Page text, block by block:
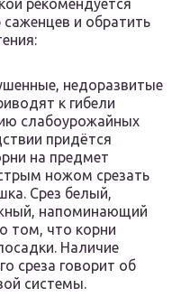
рекомендуется
и обратить
недоразвитые
к гибели
слабоурожайных
придётся
на предмет
ножом срезать
Срез белый,
напоминающий
том, что корни
Наличие
среза говорит об
системы.